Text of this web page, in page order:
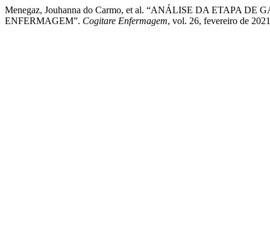
Menegaz, Jouhanna do Carmo, et al. “ANÁLISE DA ETAPA
ENFERMAGEM”. Cogitare Enfermagem, vol. 26, fevereiro de